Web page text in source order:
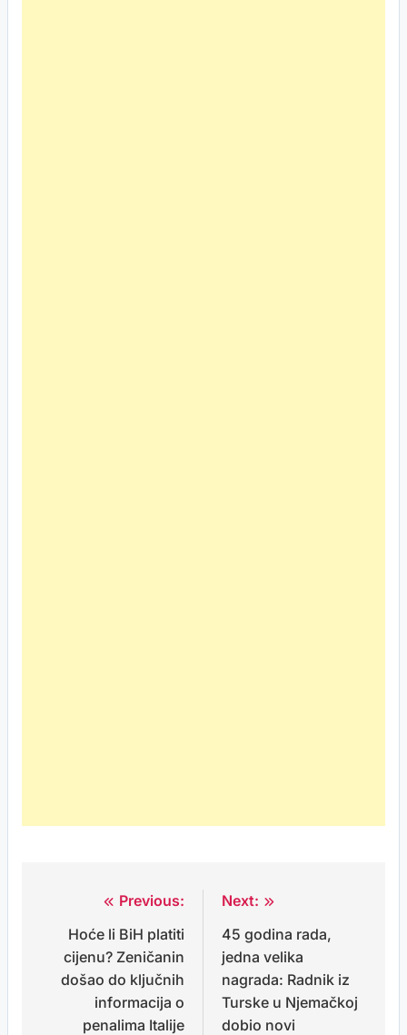
navigation
Previous:
Hoće li BiH platiti
cijenu? Zeničanin
došao do ključnih
informacija o
penalima Italije
Next:
45 godina rada,
jedna velika
nagrada: Radnik iz
Turske u Njemačkoj
dobio novi